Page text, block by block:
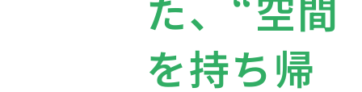
を持ち帰